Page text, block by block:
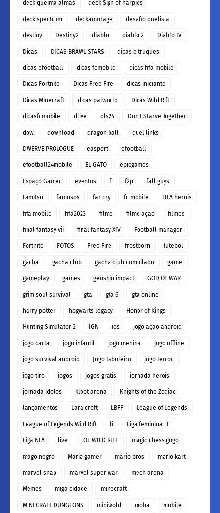
deck queima almas deck Sign of harpies
deck spectrum deckamorage desafio duelista
destiny Destiny2 diablo diablo 2 Diablo IV
Dicas DICAS BRAWL STARS dicas e truques
dicas efootball dicas fcmobile dicas fifa mobile
Dicas Fortnite Dicas Free Fire dicas iniciante
Dicas Minecraft dicas palworld Dicas Wild Rift
dicasfcmobile dlive dls24 Don't Starve Together
dow download dragon ball duel links
DWERVE PROLOGUE easport efootball
efootball24mobile EL GATO epicgames
Espaço Gamer eventos f f2p fall guys
Famitsu famosos far cry fc mobile FIFA herois
fifa mobile fifa2023 filme filme açao filmes
final fantasy vii final fantasy XIV Football manager
Fortnite FOTOS Free Fire frostborn futebol
gacha gacha club gacha club compilado game
gameplay games genshin impact GOD OF WAR
grim soul survival gta gta 6 gta online
harry potter hogwarts legacy Honor of Kings
Hunting Simulator 2 IGN ios jogo açao android
jogo carta jogo infantil jogo menina jogo offline
jogo survival android Jogo tabuleiro jogo terror
jogo tiro jogos jogos gratis jornada herois
jornada idolos kloot arena Knights of the Zodiac
lançamentos Lara croft LBFF League of Legends
League of Legends Wild Rift li Liga feminina FF
Liga NFA live LOL WILD RIFT magic chess gogo
mago negro Maria gamer mario bros mario kart
marvel snap marvel super war mech arena
Memes miga cidade minecraft
MINECRAFT DUNGEONS miniwold moba mobile